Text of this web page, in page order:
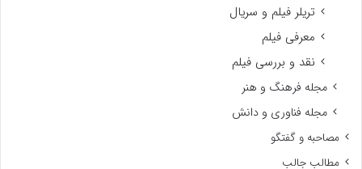
تریلر فیلم و سریال
معرفی فیلم
نقد و بررسی فیلم
مجله فرهنگ و هنر
مجله فناوری و دانش
مصاحبه و گفتگو
مطالب جالب